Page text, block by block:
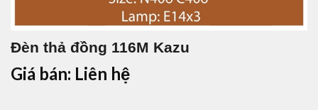
Đèn thả đồng 116M Kazu
Giá bán: Liên hệ